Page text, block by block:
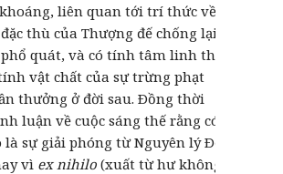
liên quan tới trí thức về
thù của Thượng đế chống lại
quát, và có tính tâm linh thay
vật chất của sự trừng phạt
thưởng ở đời sau. Ðồng thời
luận về cuộc sáng thế rằng có
là sự giải phóng từ Nguyên lý Ðệ
vì ex nihilo (xuất từ hư không);